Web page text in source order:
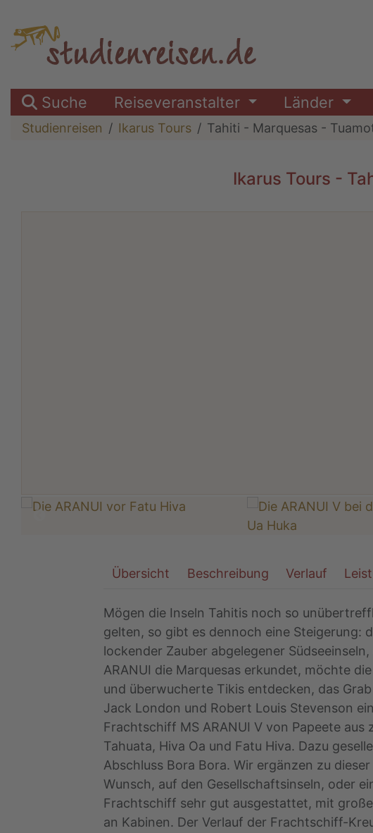
Suche Reiseveranstalter Länder
Studienreisen Ikarus Tours Tahiti - Marquesas -
Ikarus Tours -
Übersicht Beschreibung Verlauf
Mögen die Inseln Tahitis noch so
gelten, so gibt es dennoch eine Steigerung:
lockender Zauber abgelegener
ARANUI die Marquesas erkundet, möchte
und überwucherte Tikis entdecken, das
Jack London und Robert Louis Stevenson
Frachtschiff MS ARANUI V von Papeete
Tahuata, Hiva Oa und Fatu Hiva. Dazu
Abschluss Bora Bora. Wir ergänzen zu
Wunsch, auf den Gesellschaftsinseln, oder
Frachtschiff sehr gut ausgestattet, mit
an Kabinen. Der Verlauf der Frachtschiff-